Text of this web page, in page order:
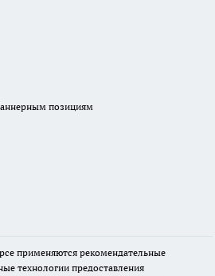
позициям
применяются рекомендательные
технологии предоставления